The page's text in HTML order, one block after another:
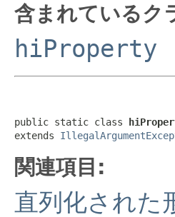
含まれているク
hiProperty
public static class
extends
関連項目:
直列化された